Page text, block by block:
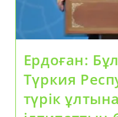
Ердоған:
Түркия
түрік